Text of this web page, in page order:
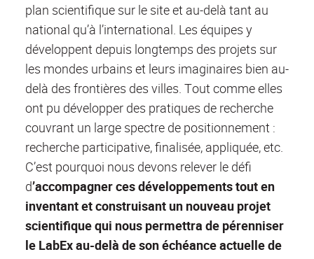
plan scientifique sur le site et au-delà tant au
national qu’à l’international. Les équipes y
développent depuis longtemps des projets sur
les mondes urbains et leurs imaginaires bien au-
delà des frontières des villes. Tout comme elles
ont pu développer des pratiques de recherche
couvrant un large spectre de positionnement :
recherche participative, finalisée, appliquée, etc.
C’est pourquoi nous devons relever le défi
d’accompagner ces développements tout en
inventant et construisant un nouveau projet
scientifique qui nous permettra de pérenniser
le LabEx au-delà de son échéance actuelle de